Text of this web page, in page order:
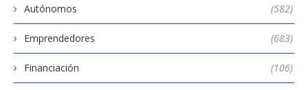
Autónomos (582)
Emprendedores (683)
Financiación (106)